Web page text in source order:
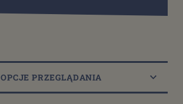
OPCJE PRZEGLĄDANIA